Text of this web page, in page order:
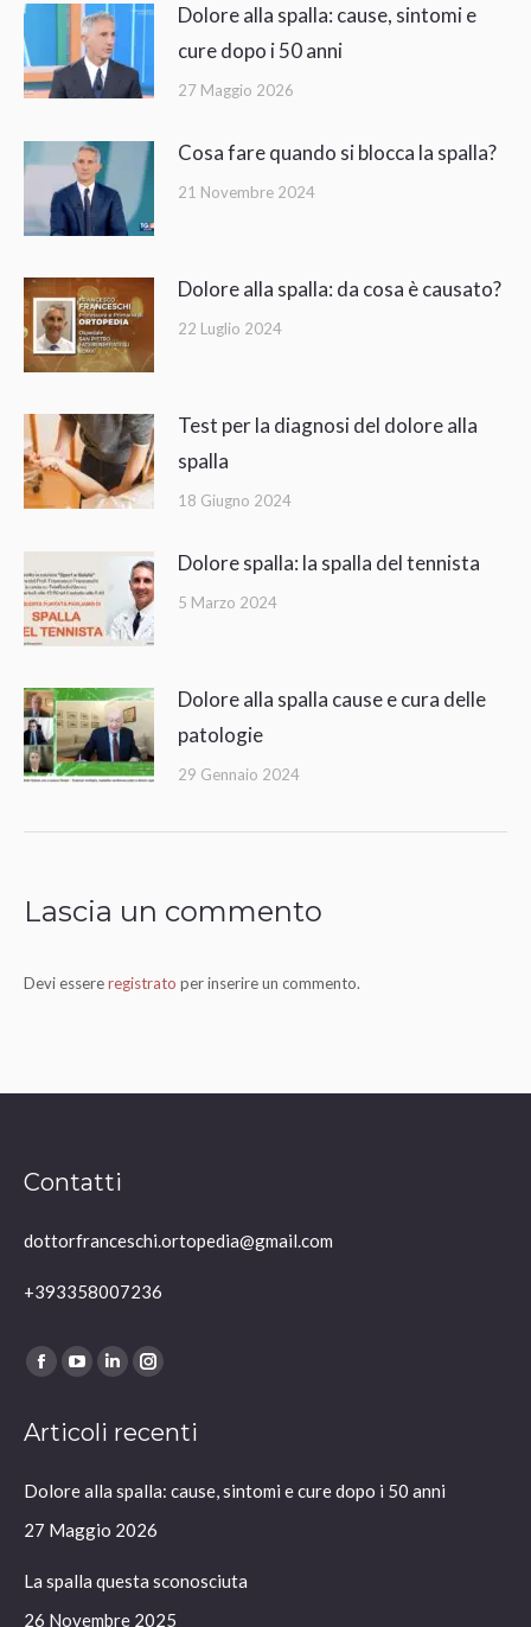
Dolore alla spalla: cause, sintomi e
cure dopo i 50 anni
27 Maggio 2026
Cosa fare quando si blocca la spalla?
21 Novembre 2024
Dolore alla spalla: da cosa è causato?
22 Luglio 2024
Test per la diagnosi del dolore alla
spalla
18 Giugno 2024
Dolore spalla: la spalla del tennista
5 Marzo 2024
Dolore alla spalla cause e cura delle
patologie
29 Gennaio 2024
Lascia un commento
Devi essereregistrato per inserire un commento.
Contatti
dottorfranceschi.ortopedia@gmail.com
+393358007236
Ci puoi trovare su:
Facebook
opens
new
window
YouTube
opens
new
window
Linkedin
opens
new
window
Instagram
opens
new
window
Articoli recenti
Dolore alla spalla: cause, sintomi e cure dopo i 50 anni
27 Maggio 2026
La spalla questa sconosciuta
26 Novembre 2025